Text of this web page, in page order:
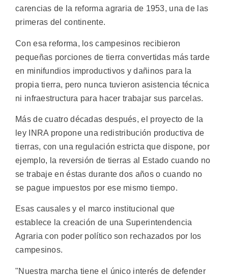
carencias de la reforma agraria de 1953, una de las
primeras del continente.
Con esa reforma, los campesinos recibieron
pequeñas porciones de tierra convertidas más tarde
en minifundios improductivos y dañinos para la
propia tierra, pero nunca tuvieron asistencia técnica
ni infraestructura para hacer trabajar sus parcelas.
Más de cuatro décadas después, el proyecto de la
ley INRA propone una redistribución productiva de
tierras, con una regulación estricta que dispone, por
ejemplo, la reversión de tierras al Estado cuando no
se trabaje en éstas durante dos años o cuando no
se pague impuestos por ese mismo tiempo.
Esas causales y el marco institucional que
establece la creación de una Superintendencia
Agraria con poder político son rechazados por los
campesinos.
"Nuestra marcha tiene el único interés de defender